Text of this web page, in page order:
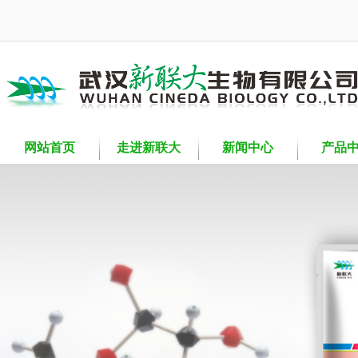
网站首页 走进新联大 新闻中心 产品